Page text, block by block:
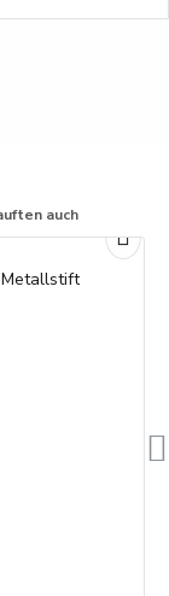
auch